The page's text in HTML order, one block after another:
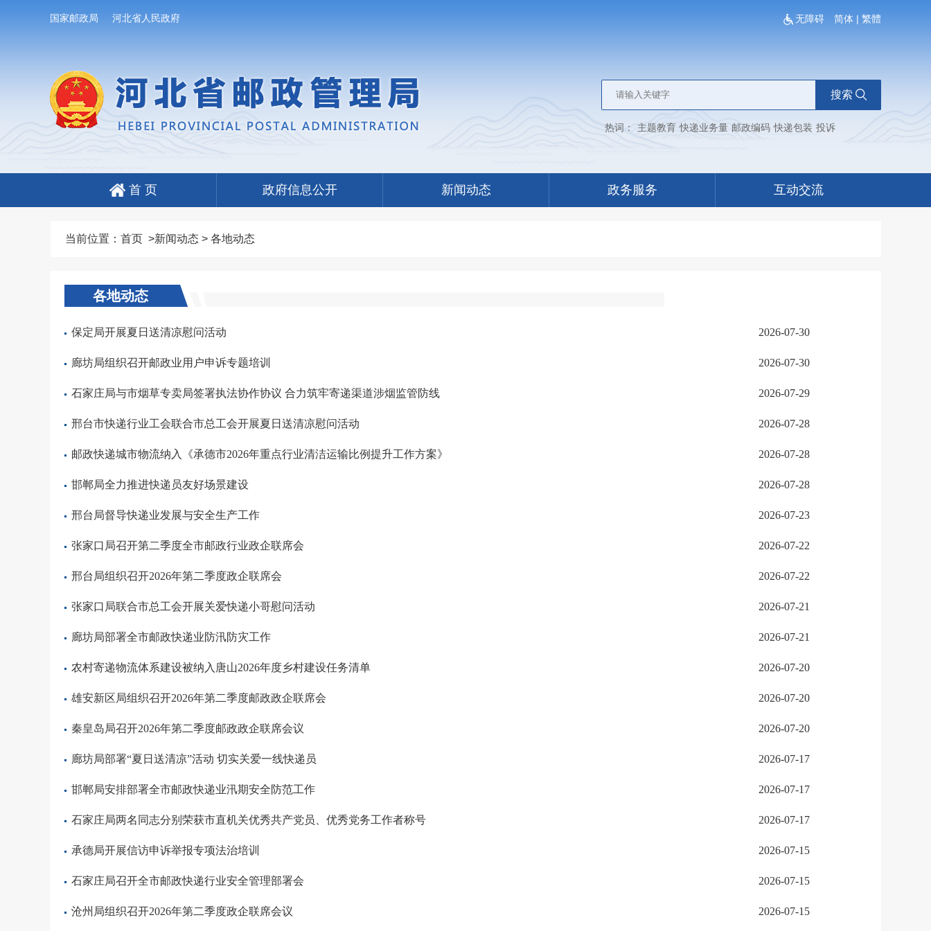
国家邮政局 河北省人民政府 无障碍 简体 | 繁體
搜索
热词： 主题教育 快递业务量 邮政编码 快递包装 投诉
首 页 政府信息公开 新闻动态 政务服务 互动交流
当前位置： 首页>新闻动态> 各地动态
各地动态
保定局开展夏日送清凉慰问活动 2026-07-30
廊坊局组织召开邮政业用户申诉专题培训 2026-07-30
石家庄局与市烟草专卖局签署执法协作协议 合力筑牢寄递渠道涉烟监管防线 2026-07-29
邢台市快递行业工会联合市总工会开展夏日送清凉慰问活动 2026-07-28
邮政快递城市物流纳入《承德市2026年重点行业清洁运输比例提升工作方案》 2026-07-28
邯郸局全力推进快递员友好场景建设 2026-07-28
邢台局督导快递业发展与安全生产工作 2026-07-23
张家口局召开第二季度全市邮政行业政企联席会 2026-07-22
邢台局组织召开2026年第二季度政企联席会 2026-07-22
张家口局联合市总工会开展关爱快递小哥慰问活动 2026-07-21
廊坊局部署全市邮政快递业防汛防灾工作 2026-07-21
农村寄递物流体系建设被纳入唐山2026年度乡村建设任务清单 2026-07-20
雄安新区局组织召开2026年第二季度邮政政企联席会 2026-07-20
秦皇岛局召开2026年第二季度邮政政企联席会议 2026-07-20
廊坊局部署“夏日送清凉”活动 切实关爱一线快递员 2026-07-17
邯郸局安排部署全市邮政快递业汛期安全防范工作 2026-07-17
石家庄局两名同志分别荣获市直机关优秀共产党员、优秀党务工作者称号 2026-07-17
承德局开展信访申诉举报专项法治培训 2026-07-15
石家庄局召开全市邮政快递行业安全管理部署会 2026-07-15
沧州局组织召开2026年第二季度政企联席会议 2026-07-15